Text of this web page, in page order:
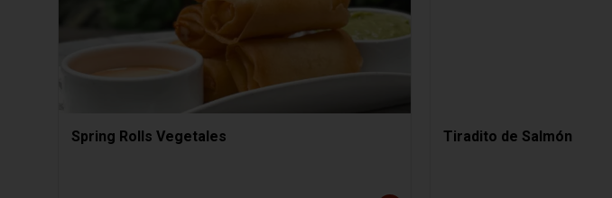
Spring Rolls Vegetales Tiradito de Salmón